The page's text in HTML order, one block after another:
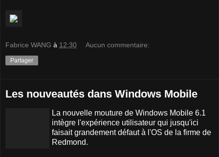
Fabrice WANG à 12:30 Aucun commentaire:
Partager
Les nouveautés dans Windows Mobile
La nouvelle mouture de Windows Mobile 6.1
intègre l'expérience utilisateur qui jusqu'ici
faisait grandement défaut à l'OS de la firme de
Redmond.